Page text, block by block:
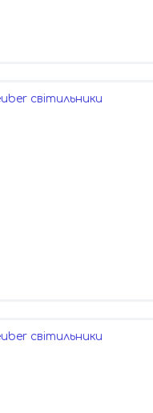
світильники
світильники